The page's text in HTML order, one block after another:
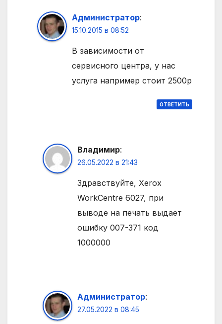
Администратор:
15.10.2015 в 08:52
В зависимости от
сервисного центра, у нас
услуга например стоит 2500р
ОТВЕТИТЬ
Владимир:
26.05.2022 в 21:43
Здравствуйте, Xerox
WorkCentre 6027, при
выводе на печать выдает
ошибку 007-371 код
1000000
Администратор:
27.05.2022 в 08:45